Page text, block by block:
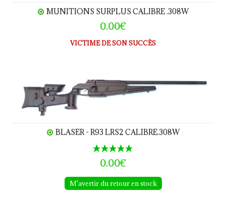
MUNITIONS SURPLUS CALIBRE .308W
0.00€
VICTIME DE SON SUCCÈS
BLASER - R93 LRS2 CALIBRE.308W
0.00€
M'avertir du retour en stock